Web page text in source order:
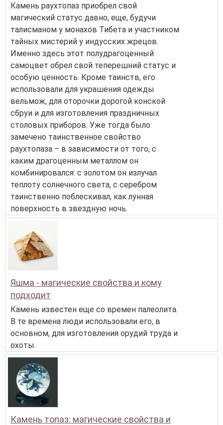
Камень раухтопаз приобрел свой
магический статус давно, еще, будучи
талисманом у монахов Тибета и участником
тайных мистерий у индусских жрецов.
Именно здесь этот полудрагоценный
самоцвет обрел свой теперешний статус и
особую ценность. Кроме таинств, его
использовали для украшения одежды
вельмож, для оторочки дорогой конской
сбруи и для изготовления праздничных
столовых приборов. Уже тогда было
замечено таинственное свойство
раухтопаза – в зависимости от того, с
каким драгоценным металлом он
комбинировался: с золотом он излучал
теплоту солнечного света, с серебром
таинственно поблескивал, как лунная
поверхность в звездную ночь.
Яшма - магические свойства и кому
подходит
Камень известен еще со времен палеолита.
В те времена люди использовали его, в
основном, для изготовления орудий труда и
охоты.
Камень топаз: магические свойства и